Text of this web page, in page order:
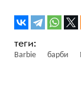
Barbie барби